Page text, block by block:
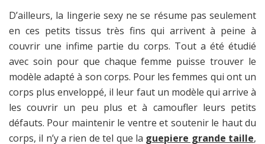
D’ailleurs, la lingerie sexy ne se résume pas seulement
en ces petits tissus très fins qui arrivent à peine à
couvrir une infime partie du corps. Tout a été étudié
avec soin pour que chaque femme puisse trouver le
modèle adapté à son corps. Pour les femmes qui ont un
corps plus enveloppé, il leur faut un modèle qui arrive à
les couvrir un peu plus et à camoufler leurs petits
défauts. Pour maintenir le ventre et soutenir le haut du
corps, il n’y a rien de tel que la guepiere grande taille,